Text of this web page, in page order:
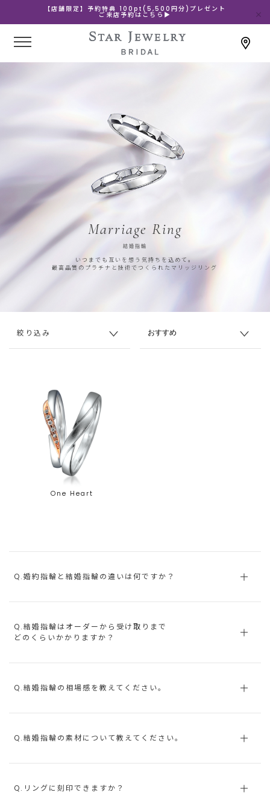
【店舗限定】予約特典 100pt(5,500円分)プレゼント
ご来店予約はこちら▶
Marriage Ring
結婚指輪
いつまでも互いを想う気持ちを込めて。
最高品質のプラチナと技術でつくられたマリッジリング
絞り込み
One Heart
Q.婚約指輪と結婚指輪の違いは何ですか？
Q.結婚指輪はオーダーから受け取りまで
どのくらいかかりますか？
Q.結婚指輪の相場感を教えてください。
Q.結婚指輪の素材について教えてください。
Q.リングに刻印できますか？